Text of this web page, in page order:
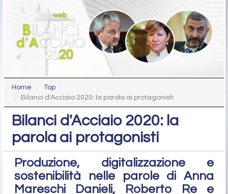
Home
Top
Bilanci d'Acciaio 2020: la parola ai protagonisti
Bilanci d'Acciaio 2020: la
parola ai protagonisti
Produzione, digitalizzazione e
sostenibilità nelle parole di Anna
Mareschi Danieli, Roberto Re e